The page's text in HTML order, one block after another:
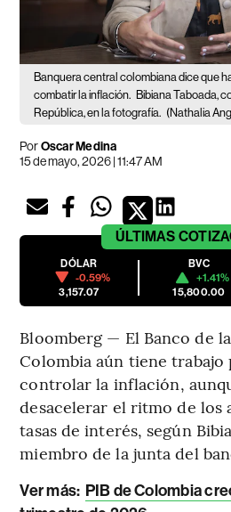
Banquera central colombiana dice que
combatir la inflación. Bibiana Taboada,
República, en la fotografía. (Nathalia
PorOscar Medina
15 de mayo, 2026 | 11:47 AM
ÚLTIMAS
DÓLAR
-0.59%
3,157.07
BVC
+1.41%
15,800.00
Bloomberg — El Banco de
Colombia aún tiene trabajo
controlar la inflación,
desacelerar el ritmo de los
tasas de interés, según
miembro de la junta del
Ver más: PIB de Colombia